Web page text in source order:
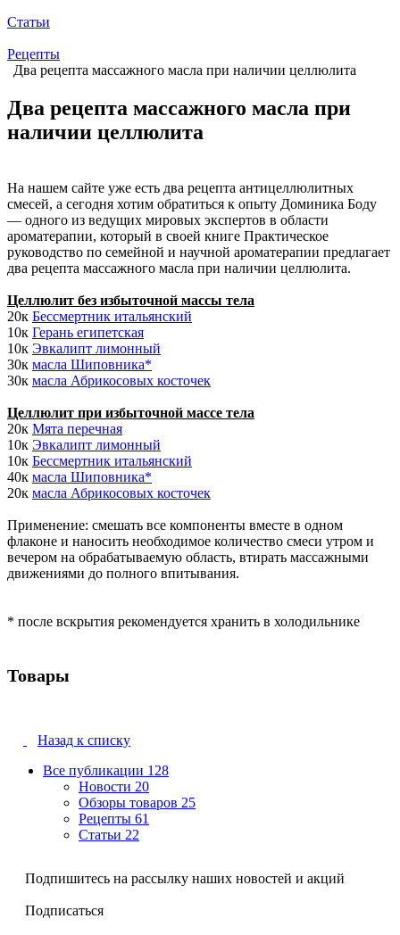
Статьи
Рецепты
Два рецепта массажного масла при наличии целлюлита
Два рецепта массажного масла при
наличии целлюлита
На нашем сайте уже есть два рецепта антицеллюлитных
смесей, а сегодня хотим обратиться к опыту Доминика Боду
— одного из ведущих мировых экспертов в области
ароматерапии, который в своей книге Практическое
руководство по семейной и научной ароматерапии предлагает
два рецепта массажного масла при наличии целлюлита.
Целлюлит без избыточной массы тела
20к Бессмертник итальянский
10к Герань египетская
10к Эвкалипт лимонный
30к масла Шиповника*
30к масла Абрикосовых косточек
Целлюлит при избыточной массе тела
20к Мята перечная
10к Эвкалипт лимонный
10к Бессмертник итальянский
40к масла Шиповника*
20к масла Абрикосовых косточек
Применение: смешать все компоненты вместе в одном
флаконе и наносить необходимое количество смеси утром и
вечером на обрабатываемую область, втирать массажными
движениями до полного впитывания.
* после вскрытия рекомендуется хранить в холодильнике
Товары
Назад к списку
Все публикации 128
Новости 20
Обзоры товаров 25
Рецепты 61
Статьи 22
Подпишитесь на рассылку наших новостей и акций
Подписаться